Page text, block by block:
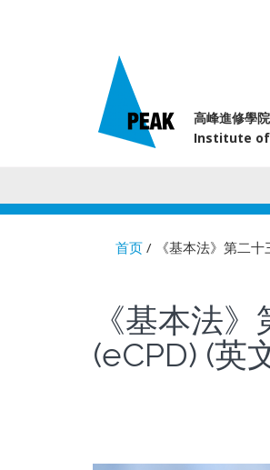
高峰進修學院
Institute of
首页 / 《基本法》第二十
《基本法
(eCPD) (英